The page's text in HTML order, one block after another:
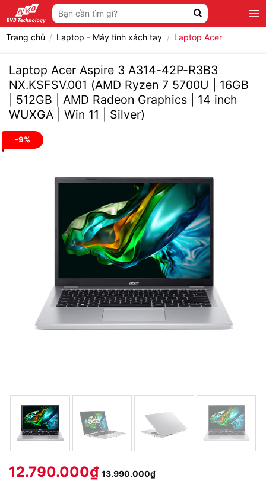
qua
nội
Tìm
kiếm:
Trang chủ / Laptop - Máy tính xách tay / Laptop Acer
Laptop Acer Aspire 3 A314-42P-R3B3
NX.KSFSV.001 (AMD Ryzen 7 5700U | 16GB
| 512GB | AMD Radeon Graphics | 14 inch
WUXGA | Win 11 | Silver)
-9%
12.790.000₫ 13.990.000₫